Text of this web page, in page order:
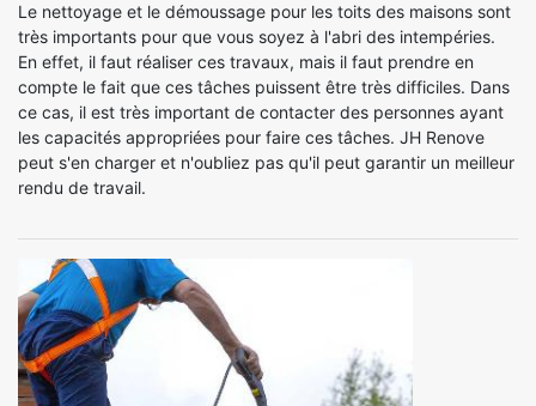
Le nettoyage et le démoussage pour les toits des maisons sont
très importants pour que vous soyez à l'abri des intempéries.
En effet, il faut réaliser ces travaux, mais il faut prendre en
compte le fait que ces tâches puissent être très difficiles. Dans
ce cas, il est très important de contacter des personnes ayant
les capacités appropriées pour faire ces tâches. JH Renove
peut s'en charger et n'oubliez pas qu'il peut garantir un meilleur
rendu de travail.